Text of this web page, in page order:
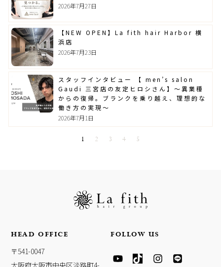
2026年7月27日
【NEW OPEN】La fith hair Harbor 横
浜店
2026年7月23日
スタッフインタビュー 【 men’s salon
Gaudi 三宮店の友定ヒロシさん】～異業種
からの復帰。ブランクを乗り越え、理想的な
働き方の実現～
2026年7月1日
1 2 3 4 5
HEAD OFFICE
〒541-0047
FOLLOW US
O
I
N
I